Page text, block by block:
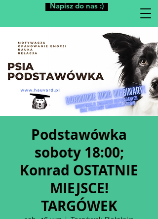
Napisz do nas :)
Podstawówka
soboty 18:00;
Konrad OSTATNIE
MIEJSCE!
TARGÓWEK